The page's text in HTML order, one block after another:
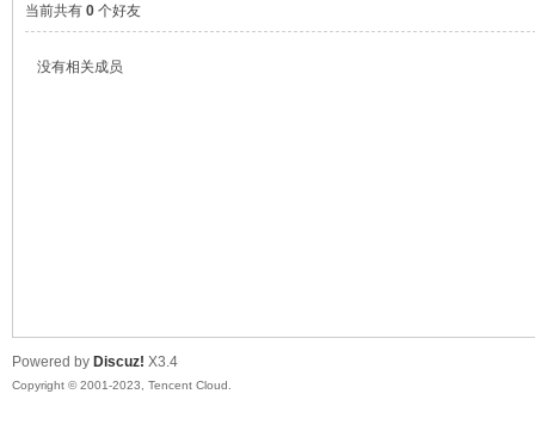
当前共有 0个好友
没有相关成员
Powered by Discuz! X3.4
Copyright © 2001-2023, Tencent Cloud.